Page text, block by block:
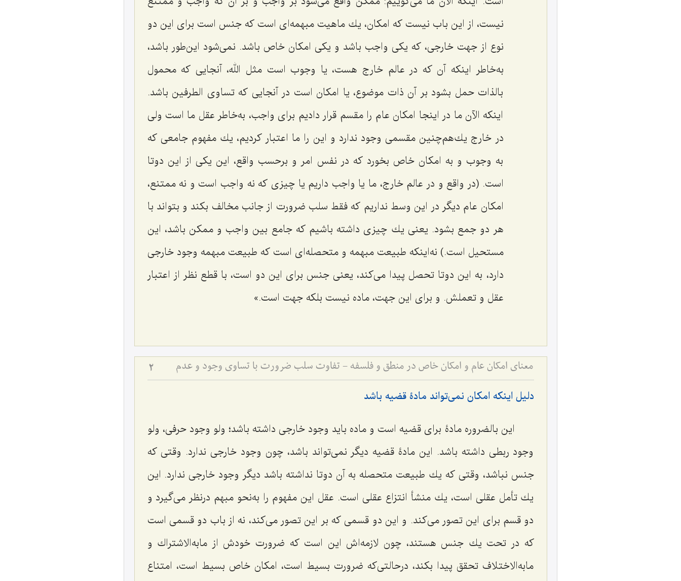
نیست، از این باب نیست كه امكان، یك ماهیت مبهمه‌اى است كه جنس است براى این دو
نوع از جهت خارجى، كه یكى واجب باشد و یكى امكان خاص باشد. نمى‌شود این‌طور باشد،
به‌خاطر اینکه آن كه در عالم خارج هست، یا وجوب است مثل الله، آنجایى كه محمول
بالذات حمل بشود بر آن ذات موضوع، یا امكان است در آنجایى كه تساوى الطرفین باشد.
اینكه الآن ما در اینجا امكان عام را مقسم قرار دادیم براى واجب، به‌خاطر عقل ما است ولى
در خارج یك‌هم‌چنین مقسمى وجود ندارد و این را ما اعتبار كردیم، یك مفهوم جامعى كه
به وجوب و به امكان خاص بخورد كه در نفس امر و برحسب واقع، این یكى از این دوتا
است. (در واقع و در عالم خارج، ما یا واجب داریم یا چیزی که نه واجب است و نه ممتنع،
امكان عام دیگر در این وسط نداریم كه فقط سلب ضرورت از جانب مخالف بكند و بتواند با
هر دو جمع بشود. یعنى یك چیزى داشته باشیم كه جامع بین واجب و ممکن باشد، این
مستحیل است.) نه‌اینكه طبیعت مبهمه و متحصله‌اى است كه طبیعت مبهمه وجود خارجى
دارد، به این دوتا تحصل پیدا مى‌كند، یعنى جنس براى این دو است، با قطع‌ نظر از اعتبار
عقل و تعملش. و براى این جهت، ماده نیست بلکه جهت است.»
معنای امکان عام و امکان خاص در منطق و فلسفه - تفاوت سلب ضرورت با تساوی وجود و عدم 2
دلیل اینکه امکان نمی‌تواند مادۀ قضیه باشد
این بالضروره مادۀ براى قضیه است و ماده باید وجود خارجى داشته باشد؛ ولو وجود حرفى، ولو
وجود ربطى داشته باشد. این مادۀ قضیه دیگر نمى‌تواند باشد، چون وجود خارجى ندارد. وقتى كه
جنس نباشد، وقتى كه یك طبیعت متحصله به آن دوتا نداشته باشد دیگر وجود خارجى ندارد. این
یك تأمل عقلى است، یك منشأ انتزاع عقلى است. عقل این مفهوم را به‌نحو مبهم درنظر مى‌گیرد و
دو قسم براى این تصور مى‌كند. و این دو قسمى كه بر این تصور مى‌كند، نه از باب دو قسمى است
كه در تحت یك جنس هستند، چون لازمه‌اش این است كه ضرورت خودش از مابه‌الاشتراك و
مابه‌الاختلاف تحقق پیدا بكند، درحالتى‌كه ضرورت بسیط است، امكان خاص بسیط است، امتناع